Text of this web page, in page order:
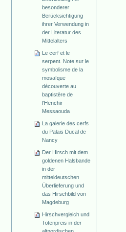
besonderer
Berücksichtigung
ihrer Verwendung in
der Literatur des
Mittelalters
Le cerf et le
serpent. Note sur le
symbolisme de la
mosaïque
découverte au
baptistère de
l'Henchir
Messaouda
La galerie des cerfs
du Palais Ducal de
Nancy
Der Hirsch mit dem
goldenen Halsbande
in der
mitteldeutschen
Überlieferung und
das Hirschbild von
Magdeburg
Hirschvergleich und
Totenpreis in der